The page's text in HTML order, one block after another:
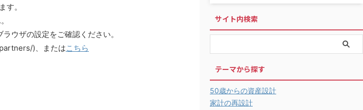
す。
ウザの設定をご確認ください。
)、またはこちら
サイト内検索
テーマから探す
50歳からの資産設計
家計の再設計